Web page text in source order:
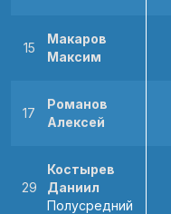
15
Макаров
Максим
17
Романов
Алексей
29
Костырев
Даниил
Полусредний